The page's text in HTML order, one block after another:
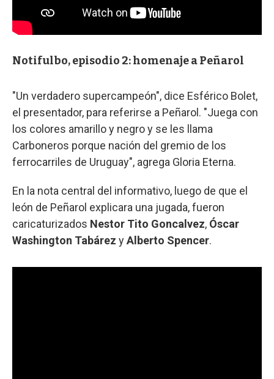
Notifulbo, episodio 2: homenaje a Peñarol
"Un verdadero supercampeón", dice Esférico Bolet,
el presentador, para referirse a Peñarol. "Juega con
los colores amarillo y negro y se les llama
Carboneros porque nación del gremio de los
ferrocarriles de Uruguay", agrega Gloria Eterna.
En la nota central del informativo, luego de que el
león de Peñarol explicara una jugada, fueron
caricaturizados Nestor Tito Goncalvez, Óscar
Washington Tabárez yAlberto Spencer.